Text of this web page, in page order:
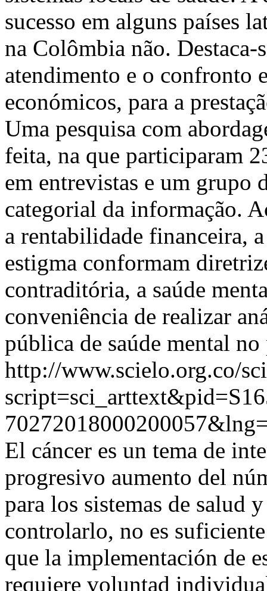
sucesso em alguns países
na Colômbia não.
atendimento e o confronto
económicos, para a
Uma pesquisa com
feita, na que participaram
em entrevistas e um grupo
categorial da informação.
a rentabilidade financeira,
estigma conformam
contraditória, a saúde
conveniência de realizar
pública de saúde mental no
http://www.scielo.org.co/
El cáncer es un tema de
progresivo aumento del
para los sistemas de salud
controlarlo, no es
que la implementación de
requiere voluntad